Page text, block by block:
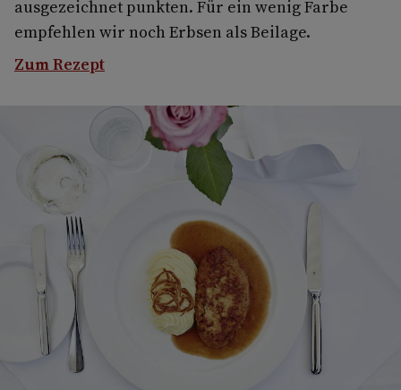
ausgezeichnet punkten. Für ein wenig Farbe
empfehlen wir noch Erbsen als Beilage.
Zum Rezept